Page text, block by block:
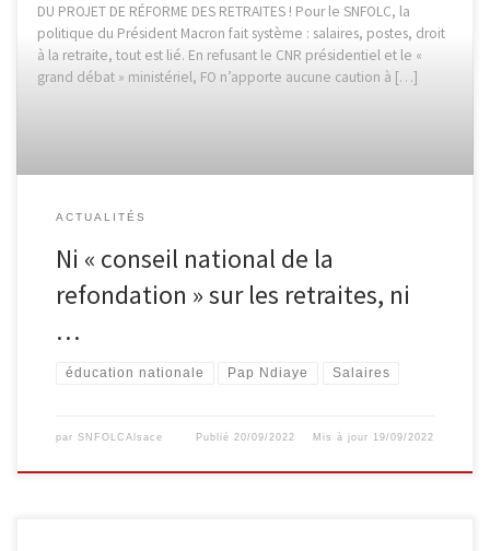
DU PROJET DE RÉFORME DES RETRAITES ! Pour le SNFOLC, la
politique du Président Macron fait système : salaires, postes, droit
à la retraite, tout est lié. En refusant le CNR présidentiel et le «
grand débat » ministériel, FO n’apporte aucune caution à […]
ACTUALITÉS
Ni « conseil national de la
refondation » sur les retraites, ni
…
éducation nationale Pap Ndiaye Salaires
par SNFOLCAlsace Publié20/09/2022 Mis à jour 19/09/2022